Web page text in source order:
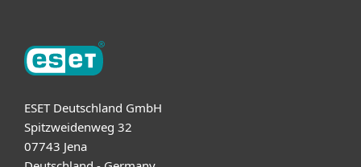
ESET Deutschland GmbH
Spitzweidenweg 32
07743 Jena